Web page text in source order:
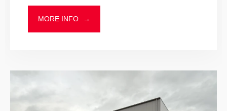
MORE INFO →